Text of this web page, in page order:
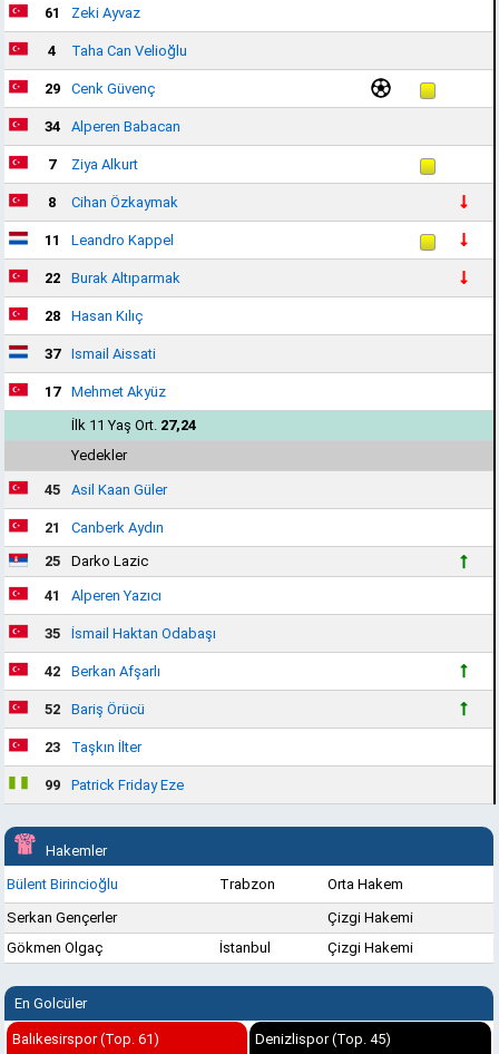
61 Zeki Ayvaz
4 Taha Can Velioğlu
29 Cenk Güvenç
34 Alperen Babacan
7 Ziya Alkurt
8 Cihan Özkaymak
11 Leandro Kappel
22 Burak Altıparmak
28 Hasan Kılıç
37 Ismail Aissati
17
Mehmet Akyüz
İlk 11 Yaş Ort. 27,24
Yedekler
45 Asil Kaan Güler
21
Canberk Aydın
25
Darko Lazic
41 Alperen Yazıcı
35 İsmail Haktan Odabaşı
42 Berkan Afşarlı
52 Bariş Örücü
23 Taşkın İlter
99 Patrick Friday Eze
Hakemler
Bülent Birincioğlu
Trabzon
Orta Hakem
Serkan Gençerler
Çizgi Hakemi
Gökmen Olgaç
İstanbul Çizgi Hakemi
En Golcüler
Balıkesirspor (Top. 61) Denizlispor (Top. 45)